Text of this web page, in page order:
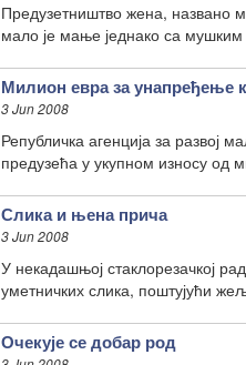
Предузетништво жена, названо
мало је мање једнако са
Милион евра за унапређење
3 Jun 2008
Републичка агенција за развој
предузећа у укупном износу од
Слика и њена прича
3 Jun 2008
У некадашњој стаклорезачкој
уметничких слика, поштујући
Очекује се добар род